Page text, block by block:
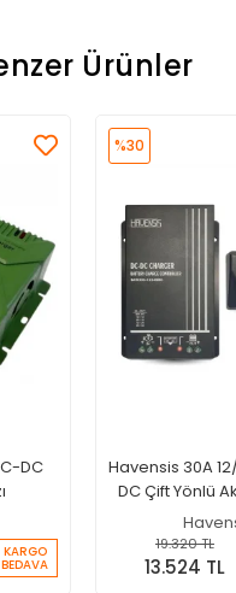
Ürünler
DC
KARGO
BEDAVA
Havensis 30A
DC Çift Yönlü
%30
19.320 TL
13.524 TL